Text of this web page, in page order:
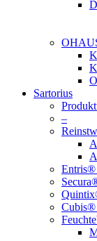
Sartorius
–
Entris®
Cubis®